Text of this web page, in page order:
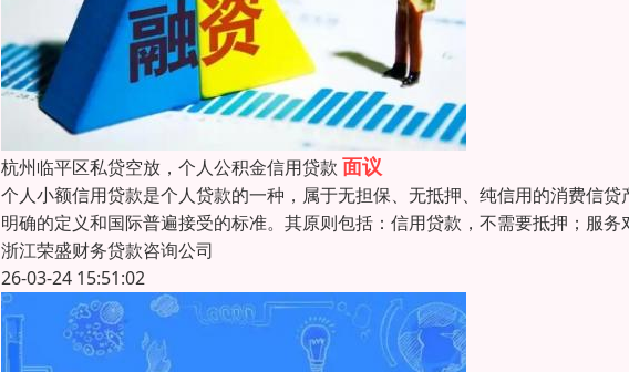
杭州临平区私贷空放，个人公积金信用贷款 面议
个人小额信用贷款是个人贷款的一种，属于无担保、无抵押、纯信用的消费信
明确的定义和国际普遍接受的标准。其原则包括：信用贷款，不需要抵押；服
浙江荣盛财务贷款咨询公司
26-03-24 15:51:02